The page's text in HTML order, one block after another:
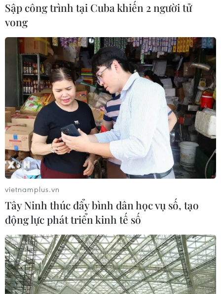
Sập công trình tại Cuba khiến 2 người tử
vong
vietnamplus.vn
Tây Ninh thúc đẩy bình dân học vụ số, tạo
động lực phát triển kinh tế số